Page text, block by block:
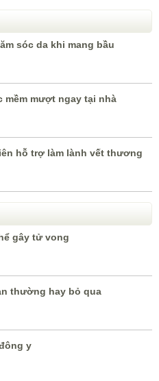
sóc da khi mang bầu
mềm mượt ngay tại nhà
hỗ trợ làm lành vết thương
gây tử vong
thường hay bỏ qua
y